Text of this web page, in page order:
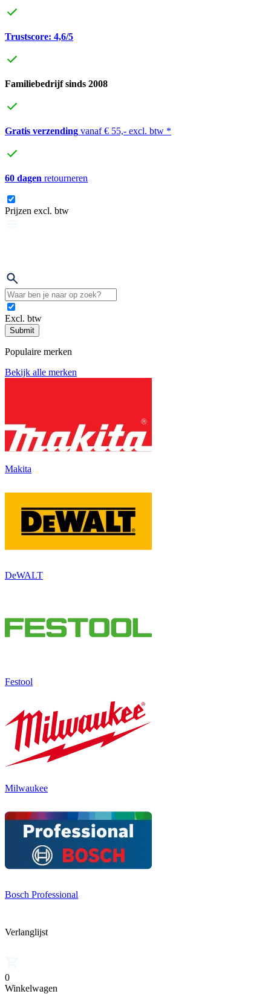
Trustscore: 4,6/5
Familiebedrijf sinds 2008
Gratis verzending vanaf € 55,- excl. btw *
60 dagen retourneren
Prijzen excl. btw
Excl. btw
Submit
Populaire merken
Bekijk alle merken
Makita
DeWALT
Festool
Milwaukee
Bosch Professional
Verlanglijst
0
Winkelwagen